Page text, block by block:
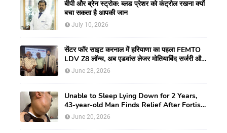
बीपी और ब्रेन स्ट्रोक: ब्लड प्रेशर को कंट्रोल रखना क्यों
बचा सकता है आपकी जान
July 10, 2026
सेंटर फॉर साइट करनाल में हरियाणा का पहला FEMTO
LDV Z8 लॉन्च, अब एडवांस लेजर मोतियाबिंद सर्जरी और
CLEAR विजन करेक्शन की सुविधा
June 28, 2026
Unable to Sleep Lying Down for 2 Years,
43-year-old Man Finds Relief After Fortis
Gurugram Doctors Remove Rare Giant
Neck Tumour
June 20, 2026